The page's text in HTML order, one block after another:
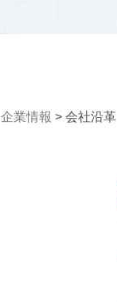
企業情報 > 会社沿革